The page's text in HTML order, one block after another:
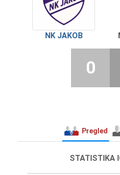
NK JAKOB
0
Pregled
STATISTIKA